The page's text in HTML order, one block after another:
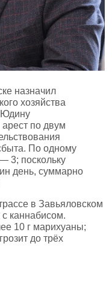
назначил
хозяйства
Юдину
по двум
По одному
3; поскольку
день, суммарно
в Завьяловском
каннабисом.
10 г марихуаны;
до трёх